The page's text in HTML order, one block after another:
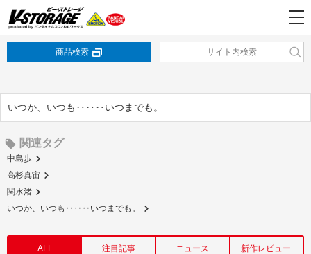
商品検索
いつか、いつも‥‥‥いつまでも。
関連タグ
中島歩
高杉真宙
関水渚
いつか、いつも‥‥‥いつまでも。
ALL 注目記事 ニュース 新作レビュー